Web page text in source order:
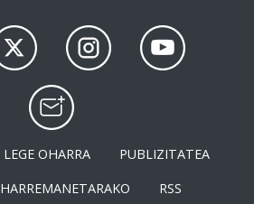
LEGE OHARRA
PUBLIZITATEA
HARREMANETARAKO RSS